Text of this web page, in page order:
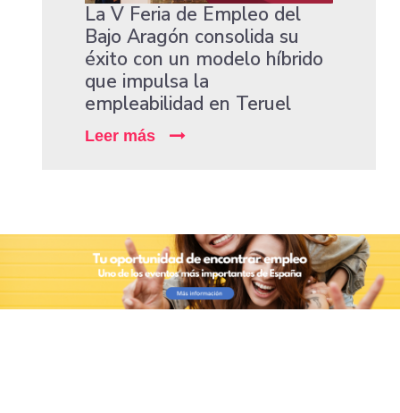
La V Feria de Empleo del
Bajo Aragón consolida su
éxito con un modelo híbrido
que impulsa la
empleabilidad en Teruel
Leer más